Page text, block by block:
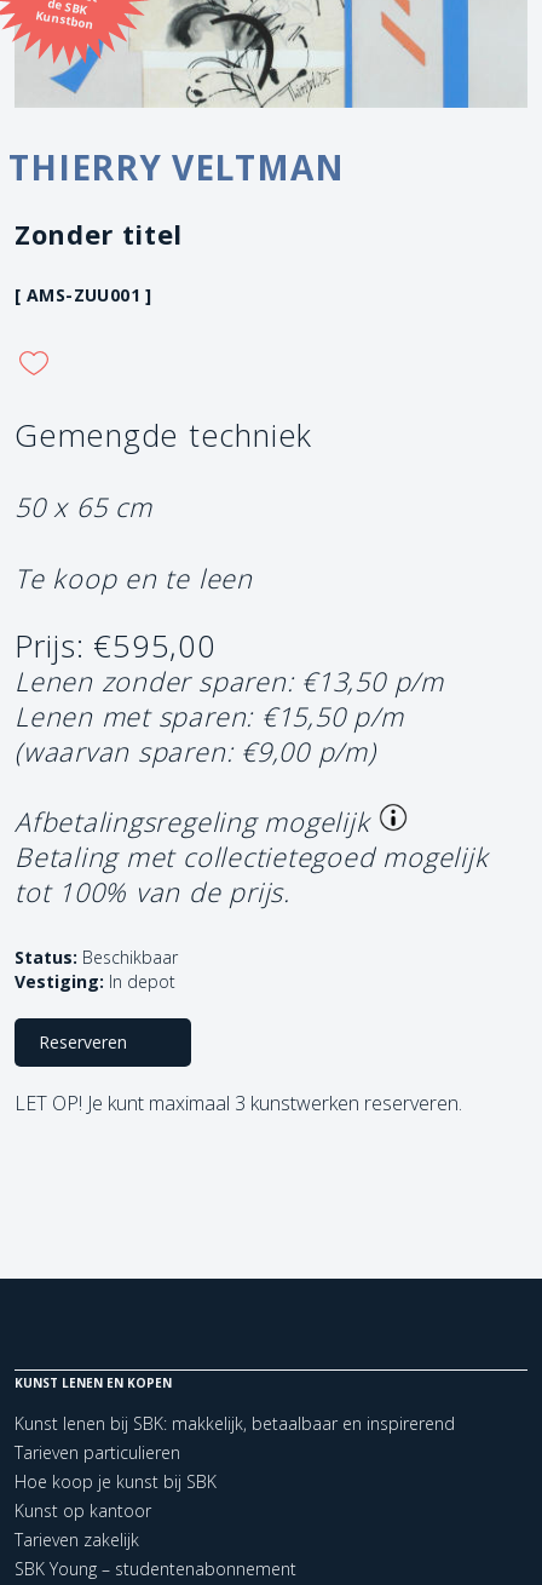
Kunstbon
THIERRY VELTMAN
Zonder titel
[ AMS-ZUU001 ]
Gemengde techniek
50 x 65 cm
Te koop en te leen
Prijs: €595,00
Lenen zonder sparen: €13,50 p/m
Lenen met sparen: €15,50 p/m
(waarvan sparen: €9,00 p/m)
Afbetalingsregeling mogelijk
Betaling met collectietegoed mogelijk
tot 100% van de prijs.
Status: Beschikbaar
Vestiging: In depot
Reserveren
LET OP! Je kunt maximaal 3 kunstwerken reserveren.
KUNST LENEN EN KOPEN
Kunst lenen bij SBK: makkelijk, betaalbaar en inspirerend
Tarieven particulieren
Hoe koop je kunst bij SBK
Kunst op kantoor
Tarieven zakelijk
SBK Young – studentenabonnement